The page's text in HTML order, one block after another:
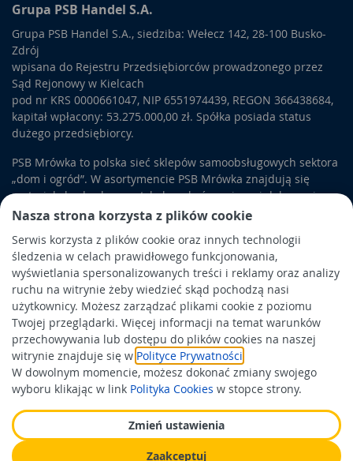
Nasza strona korzysta z plików cookie
Serwis korzysta z plików cookie oraz innych technologii
śledzenia w celach prawidłowego funkcjonowania,
wyświetlania spersonalizowanych treści i reklamy oraz analizy
ruchu na witrynie żeby wiedzieć skąd pochodzą nasi
użytkownicy. Możesz zarządzać plikami cookie z poziomu
Twojej przeglądarki. Więcej informacji na temat warunków
przechowywania lub dostępu do plików cookies na naszej
witrynie znajduje się w Polityce Prywatności
W dowolnym momencie, możesz dokonać zmiany swojego
wyboru klikając w link Polityka Cookies w stopce strony.
Zmień ustawienia
Zaakceptuj
Grupa PSB Handel S.A.
Grupa PSB Handel S.A., siedziba: Wełecz 142, 28-100 Busko-
Zdrój
wpisana do Rejestru Przedsiębiorców prowadzonego przez
Sąd Rejonowy w Kielcach
pod nr KRS 0000661047, NIP 6551974439, REGON 366438684,
kapitał wpłacony: 53.275.000,00 zł. Spółka posiada status
dużego przedsiębiorcy.
PSB Mrówka to polska sieć sklepów samoobsługowych sektora
„dom i ogród”. W asortymencie PSB Mrówka znajdują się
materiały budowlane, artykuły wykończeniowe i dekoracyjne,
wyposażenie łazienek i kuchni, elektronarzędzia, a także
artykuły związane z ogrodem i otoczeniem domu.
Obowiązek informacyjny
Polityka prywatności
Polityka Cookies
Odbiór zużytego sprzętu
Wspierają nas: